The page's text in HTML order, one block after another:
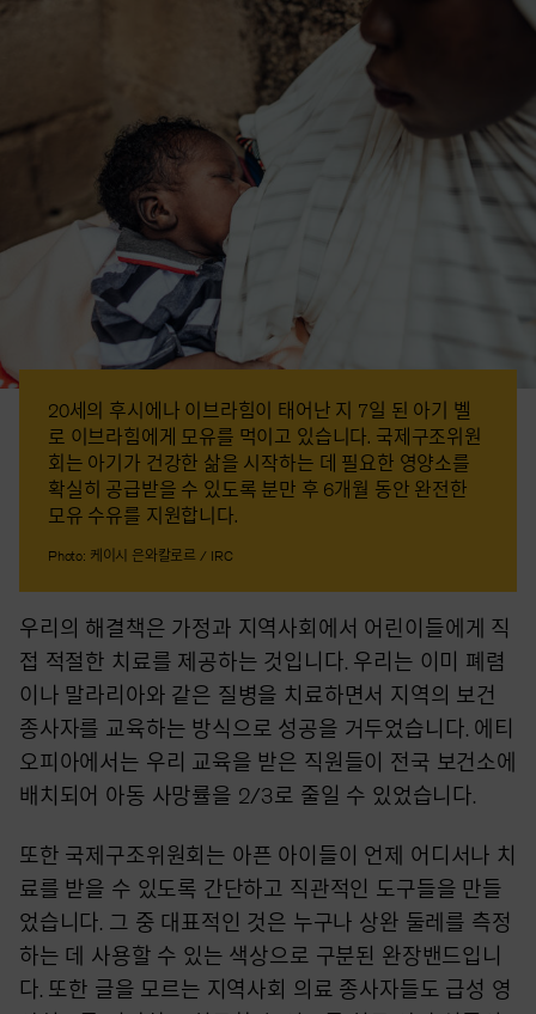
20세의 후시에나 이브라힘이 태어난 지 7일 된 아기 벨
로 이브라힘에게 모유를 먹이고 있습니다. 국제구조위원
회는 아기가 건강한 삶을 시작하는 데 필요한 영양소를
확실히 공급받을 수 있도록 분만 후 6개월 동안 완전한
모유 수유를 지원합니다.
Photo: 케이시 은와칼로르 / IRC
우리의 해결책은 가정과 지역사회에서 어린이들에게 직
접 적절한 치료를 제공하는 것입니다. 우리는 이미 폐렴
이나 말라리아와 같은 질병을 치료하면서 지역의 보건
종사자를 교육하는 방식으로 성공을 거두었습니다. 에티
오피아에서는 우리 교육을 받은 직원들이 전국 보건소에
배치되어 아동 사망률을 2/3로 줄일 수 있었습니다.
또한 국제구조위원회는 아픈 아이들이 언제 어디서나 치
료를 받을 수 있도록 간단하고 직관적인 도구들을 만들
었습니다. 그 중 대표적인 것은 누구나 상완 둘레를 측정
하는 데 사용할 수 있는 색상으로 구분된 완장밴드입니
다. 또한 글을 모르는 지역사회 의료 종사자들도 급성 영